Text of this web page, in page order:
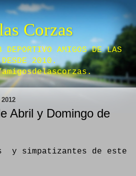
Corzas
AMIGOS DE LAS
DESDE 2010.
amigosdelascorzas.
Abril y Domingo de
y simpatizantes de este